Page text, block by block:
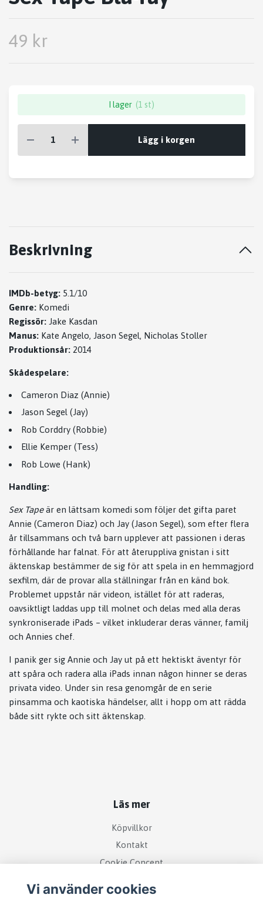
49 kr
I lager (1 st)
Lägg i korgen
Beskrivning
IMDb-betyg: 5.1/10
Genre: Komedi
Regissör: Jake Kasdan
Manus: Kate Angelo, Jason Segel, Nicholas Stoller
Produktionsår: 2014
Skådespelare:
Cameron Diaz (Annie)
Jason Segel (Jay)
Rob Corddry (Robbie)
Ellie Kemper (Tess)
Rob Lowe (Hank)
Handling:
Sex Tapeär en lättsam komedi som följer det gifta paret
Annie (Cameron Diaz) och Jay (Jason Segel), som efter flera
år tillsammans och två barn upplever att passionen i deras
förhållande har falnat. För att återuppliva gnistan i sitt
äktenskap bestämmer de sig för att spela in en hemmagjord
sexfilm, där de provar alla ställningar från en känd bok.
Problemet uppstår när videon, istället för att raderas,
oavsiktligt laddas upp till molnet och delas med alla deras
synkroniserade iPads – vilket inkluderar deras vänner, familj
och Annies chef.
I panik ger sig Annie och Jay ut på ett hektiskt äventyr för
att spåra och radera alla iPads innan någon hinner se deras
privata video. Under sin resa genomgår de en serie
pinsamma och kaotiska händelser, allt i hopp om att rädda
både sitt rykte och sitt äktenskap.
Läs mer
Köpvillkor
Kontakt
Cookie Concent
Vi använder cookies